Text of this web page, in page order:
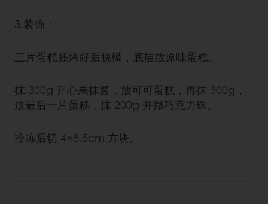
3.装饰：
三片蛋糕胚烤好后脱模，底层放原味蛋糕。
抹 300g 开心果抹酱，放可可蛋糕，再抹 300g，
放最后一片蛋糕，抹 200g 并撒巧克力珠。
冷冻后切 4×8.5cm 方块。